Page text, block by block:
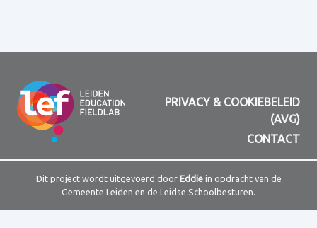
PRIVACY & COOKIEBELEID
(AVG)
CONTACT
Dit project wordt uitgevoerd door Eddiein opdracht van de
Gemeente Leiden en de Leidse Schoolbesturen.